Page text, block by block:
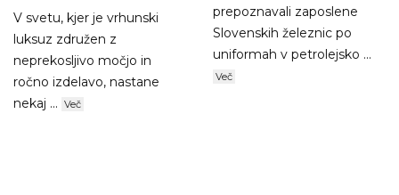
V svetu, kjer je vrhunski
luksuz združen z
neprekosljivo močjo in
ročno izdelavo, nastane
nekaj ... Več
prepoznavali zaposlene
Slovenskih železnic po
uniformah v petrolejsko ...
Več